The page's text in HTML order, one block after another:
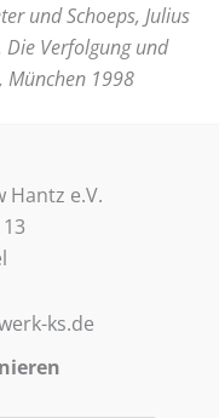
und Schoeps, Julius
Die Verfolgung und
München 1998
Hantz e.V.
ks.de